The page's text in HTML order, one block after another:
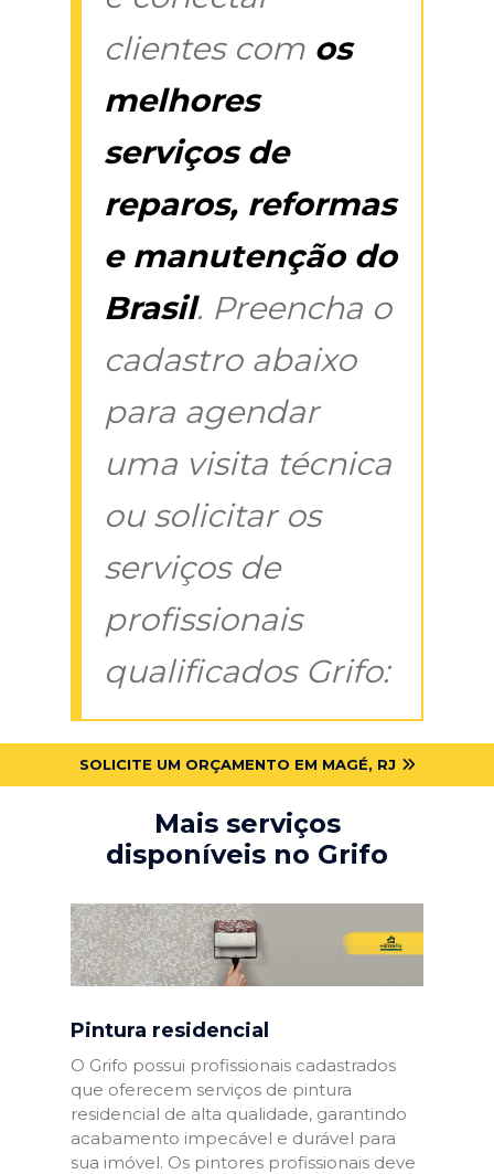
clientes com os
melhores
serviços de
reparos, reformas
e manutenção do
Brasil. Preencha o
cadastro abaixo
para agendar
uma visita técnica
ou solicitar os
serviços de
profissionais
qualificados Grifo:
SOLICITE UM ORÇAMENTO EM MAGÉ, RJ
Mais serviços
disponíveis no Grifo
Pintura residencial
O Grifo possui profissionais cadastrados
que oferecem serviços de pintura
residencial de alta qualidade, garantindo
acabamento impecável e durável para
sua imóvel. Os pintores profissionais deve